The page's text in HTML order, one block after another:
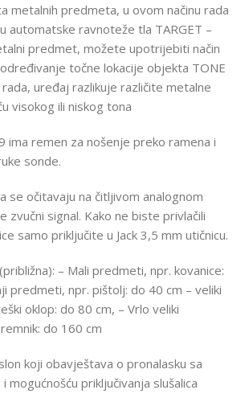
metalnih predmeta, u ovom načinu rada
automatske ravnoteže tla TARGET –
predmet, možete upotrijebiti način
točne lokacije objekta TONE
rada, uređaj razlikuje različite metalne
visokog ili niskog tona
ima remen za nošenje preko ramena i
sonde.
se očitavaju na čitljivom analognom
zvučni signal. Kako ne biste privlačili
samo priključite u Jack 3,5 mm utičnicu.
– Mali predmeti, npr. kovanice:
predmeti, npr. pištolj: do 40 cm – veliki
oklop: do 80 cm, – Vrlo veliki
do 160 cm
koji obavještava o pronalasku sa
mogućnošću priključivanja slušalica